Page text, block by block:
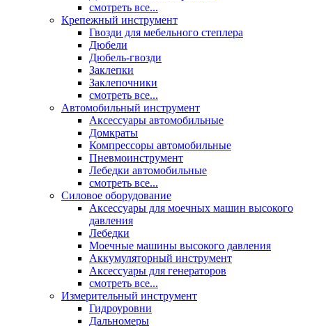
смотреть все...
Крепежный инструмент
Гвозди для мебельного степлера
Дюбели
Дюбель-гвозди
Заклепки
Заклепочники
смотреть все...
Автомобильный инструмент
Аксессуары автомобильные
Домкраты
Компрессоры автомобильные
Пневмоинструмент
Лебедки автомобильные
смотреть все...
Силовое оборудование
Аксессуары для моечных машин высокого
давления
Лебедки
Моечные машины высокого давления
Аккумуляторный инструмент
Аксессуары для генераторов
смотреть все...
Измерительный инструмент
Гидроуровни
Дальномеры